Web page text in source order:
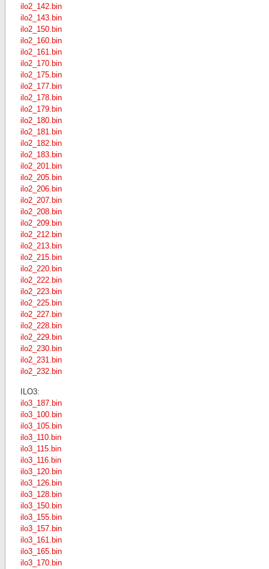
ilo2_142.bin
ilo2_143.bin
ilo2_150.bin
ilo2_160.bin
ilo2_161.bin
ilo2_170.bin
ilo2_175.bin
ilo2_177.bin
ilo2_178.bin
ilo2_179.bin
ilo2_180.bin
ilo2_181.bin
ilo2_182.bin
ilo2_183.bin
ilo2_201.bin
ilo2_205.bin
ilo2_206.bin
ilo2_207.bin
ilo2_208.bin
ilo2_209.bin
ilo2_212.bin
ilo2_213.bin
ilo2_215.bin
ilo2_220.bin
ilo2_222.bin
ilo2_223.bin
ilo2_225.bin
ilo2_227.bin
ilo2_228.bin
ilo2_229.bin
ilo2_230.bin
ilo2_231.bin
ilo2_232.bin
ILO3:
ilo3_187.bin
ilo3_100.bin
ilo3_105.bin
ilo3_110.bin
ilo3_115.bin
ilo3_116.bin
ilo3_120.bin
ilo3_126.bin
ilo3_128.bin
ilo3_150.bin
ilo3_155.bin
ilo3_157.bin
ilo3_161.bin
ilo3_165.bin
ilo3_170.bin